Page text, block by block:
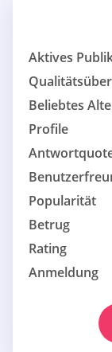
Aktives
Beliebtes
Profile
Popularität
Betrug
Rating
Anmeldung